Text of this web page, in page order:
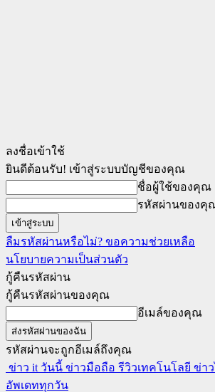
ลงชื่อเข้าใช้
ยินดีต้อนรับ! เข้าสู่ระบบบัญชีของคุณ
ชื่อผู้ใช้ของคุณ
รหัสผ่านของคุ
ลืมรหัสผ่านหรือไม่? ขอความช่วยเหลือ
นโยบายความเป็นส่วนตัว
กู้คืนรหัสผ่าน
กู้คืนรหัสผ่านของคุณ
อีเมล์ของคุณ
รหัสผ่านจะถูกอีเมล์ถึงคุณ
ข่าว it วันนี้ ข่าวมือถือ รีวิวเทคโนโลยี ข่า
อัพเดททุกวัน